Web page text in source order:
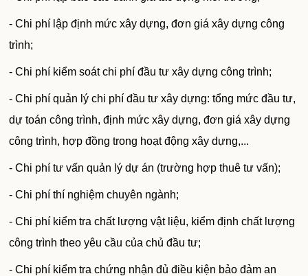
- Chi phí lập định mức xây dựng, đơn giá xây dựng công
trình;
- Chi phí kiểm soát chi phí đầu tư xây dựng công trình;
- Chi phí quản lý chi phí đầu tư xây dựng: tổng mức đầu tư,
dự toán công trình, định mức xây dựng, đơn giá xây dựng
công trình, hợp đồng trong hoạt động xây dựng,...
- Chi phí tư vấn quản lý dự án (trường hợp thuê tư vấn);
- Chi phí thí nghiệm chuyên ngành;
- Chi phí kiểm tra chất lượng vật liệu, kiểm định chất lượng
công trình theo yêu cầu của chủ đầu tư;
- Chi phí kiểm tra chứng nhận đủ điều kiện bảo đảm an